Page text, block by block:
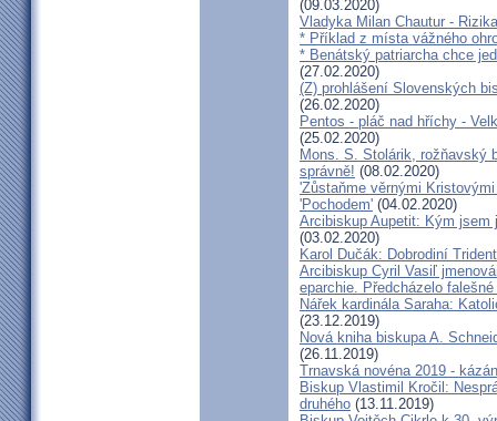
(09.03.2020)
Vladyka Milan Chautur -
* Příklad z místa vážného
* Benátský patriarcha chce
(27.02.2020)
(Z) prohlášení Slovenských
(26.02.2020)
Pentos - pláč nad hříchy -
(25.02.2020)
Mons. S. Stolárik, rožňavský
správně! (08.02.2020)
'Zůstaňme věrnými
'Pochodem' (04.02.2020)
Arcibiskup Aupetit: Kým jsem
(03.02.2020)
Karol Dučák: Dobrodiní
Arcibiskup Cyril Vasiľ
eparchie. Předcházelo
Nářek kardinála Saraha:
(23.12.2019)
Nová kniha biskupa A.
(26.11.2019)
Trnavská novéna 2019 -
Biskup Vlastimil Kročil:
druhého (13.11.2019)